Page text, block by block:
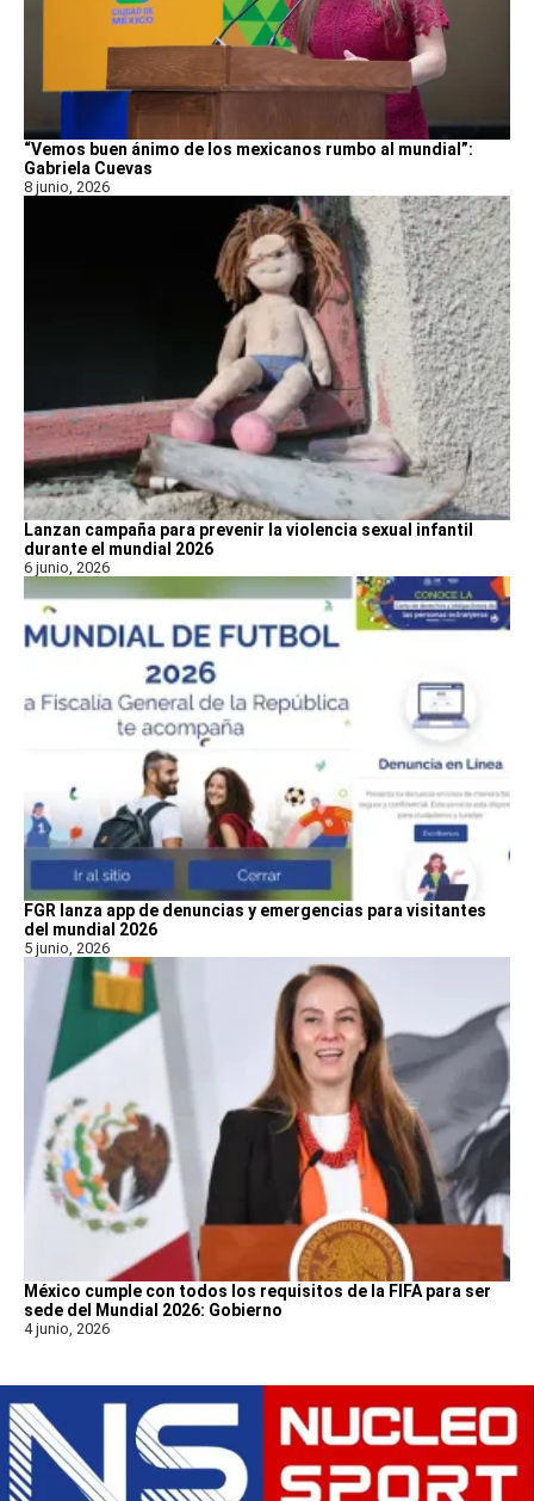
“Vemos buen ánimo de los mexicanos rumbo al mundial”:
Gabriela Cuevas
8 junio, 2026
Lanzan campaña para prevenir la violencia sexual infantil
durante el mundial 2026
6 junio, 2026
FGR lanza app de denuncias y emergencias para visitantes
del mundial 2026
5 junio, 2026
México cumple con todos los requisitos de la FIFA para ser
sede del Mundial 2026: Gobierno
4 junio, 2026